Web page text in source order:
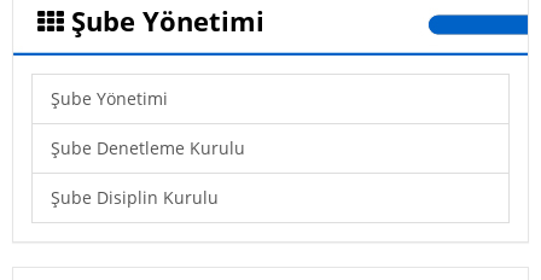
Şube Yönetimi
Şube Yönetimi
Şube Denetleme Kurulu
Şube Disiplin Kurulu